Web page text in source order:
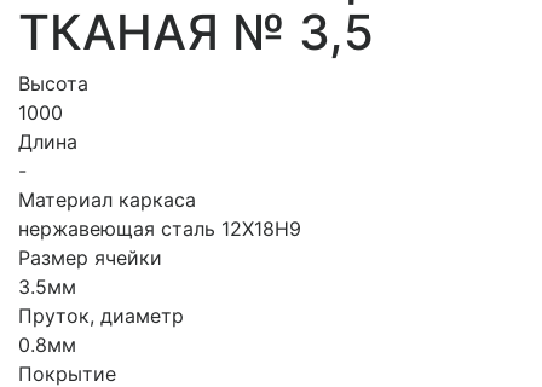
ТКАНАЯ № 3,5
Высота
1000
Длина
-
Материал каркаса
нержавеющая сталь 12Х18Н9
Размер ячейки
3.5мм
Пруток, диаметр
0.8мм
Покрытие